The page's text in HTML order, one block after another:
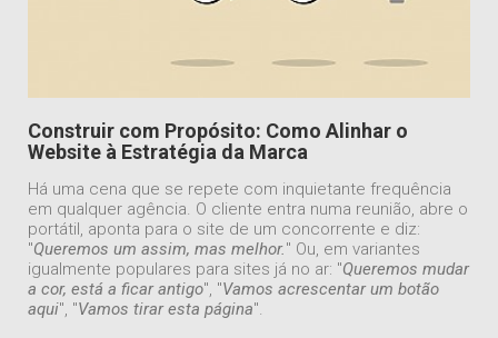
Construir com Propósito: Como Alinhar o
Website à Estratégia da Marca
Há uma cena que se repete com inquietante frequência
em qualquer agência. O cliente entra numa reunião, abre o
portátil, aponta para o site de um concorrente e diz:
"Queremos um assim, mas melhor." Ou, em variantes
igualmente populares para sites já no ar: "Queremos mudar
a cor, está a ficar antigo", "Vamos acrescentar um botão
aqui", "Vamos tirar esta página".